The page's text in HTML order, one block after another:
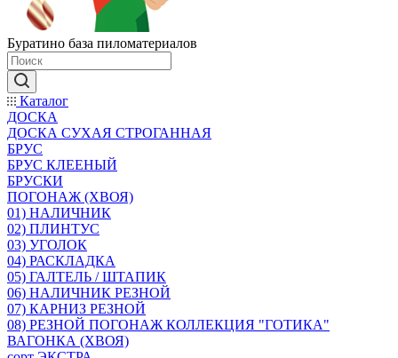
Буратино база пиломатериалов
Каталог
ДОСКА
ДОСКА СУХАЯ СТРОГАННАЯ
БРУС
БРУС КЛЕЕНЫЙ
БРУСКИ
ПОГОНАЖ (ХВОЯ)
01) НАЛИЧНИК
02) ПЛИНТУС
03) УГОЛОК
04) РАСКЛАДКА
05) ГАЛТЕЛЬ / ШТАПИК
06) НАЛИЧНИК РЕЗНОЙ
07) КАРНИЗ РЕЗНОЙ
08) РЕЗНОЙ ПОГОНАЖ КОЛЛЕКЦИЯ "ГОТИКА"
ВАГОНКА (ХВОЯ)